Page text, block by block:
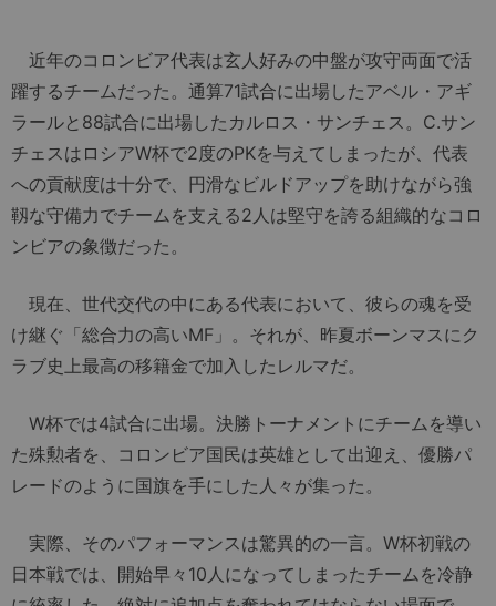
近年のコロンビア代表は玄人好みの中盤が攻守両面で活
躍するチームだった。通算71試合に出場したアベル・アギ
ラールと88試合に出場したカルロス・サンチェス。C.サン
チェスはロシアW杯で2度のPKを与えてしまったが、代表
への貢献度は十分で、円滑なビルドアップを助けながら強
靱な守備力でチームを支える2人は堅守を誇る組織的なコロ
ンビアの象徴だった。
現在、世代交代の中にある代表において、彼らの魂を受
け継ぐ「総合力の高いMF」。それが、昨夏ボーンマスにク
ラブ史上最高の移籍金で加入したレルマだ。
W杯では4試合に出場。決勝トーナメントにチームを導い
た殊勲者を、コロンビア国民は英雄として出迎え、優勝パ
レードのように国旗を手にした人々が集った。
実際、そのパフォーマンスは驚異的の一言。W杯初戦の
日本戦では、開始早々10人になってしまったチームを冷静